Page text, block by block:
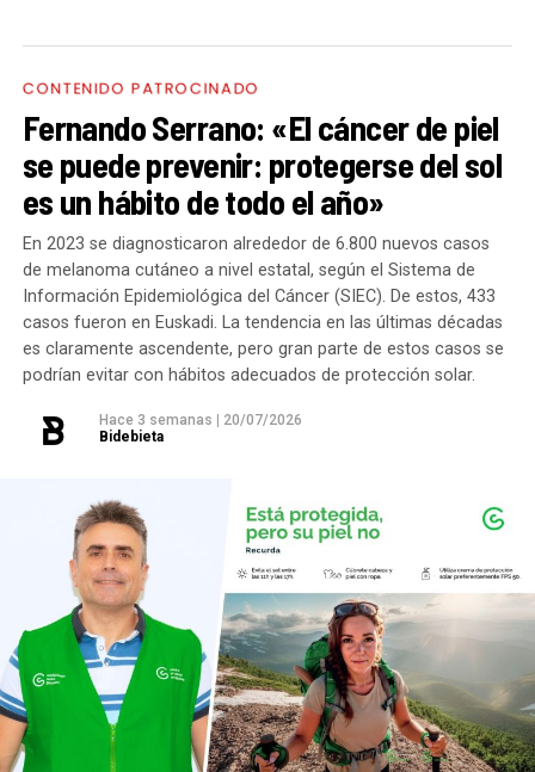
CONTENIDO PATROCINADO
Fernando Serrano: «El cáncer de piel
se puede prevenir: protegerse del sol
es un hábito de todo el año»
En 2023 se diagnosticaron alrededor de 6.800 nuevos casos
de melanoma cutáneo a nivel estatal, según el Sistema de
Información Epidemiológica del Cáncer (SIEC). De estos, 433
casos fueron en Euskadi. La tendencia en las últimas décadas
es claramente ascendente, pero gran parte de estos casos se
podrían evitar con hábitos adecuados de protección solar.
Hace 3 semanas
20/07/2026
Bidebieta